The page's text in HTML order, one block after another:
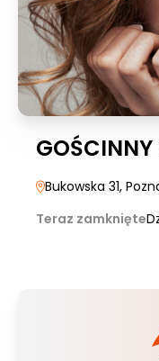
GOŚCINNY
Bukowska 31,
Teraz zamknięte